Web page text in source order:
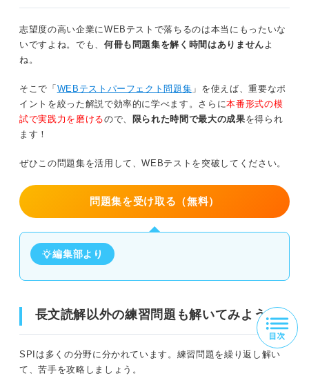
志望度の高い企業にWEBテストで落ちるのは本当にもったいな
いですよね。でも、 何冊も問題集を解く時間はありません よ
ね。
そこで「 WEBテストパーフェクト問題集 」を使えば、重要なポ
イントを絞った解説で効率的に学べます。さらに本番形式の模
試で実践力を磨けるので、 限られた時間で最大の成果を得られ
ます！
ぜひこの問題集を活用して、WEBテストを突破してください。
問題集を受け取る（無料）
編集部より
長文読解以外の練習問題も解いてみよう！
SPIは多くの分野に分かれています。練習問題を繰り返し解い
て、苦手を攻略しましょう。